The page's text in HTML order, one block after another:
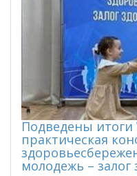
Подведены итоги
практическая
молодежь –